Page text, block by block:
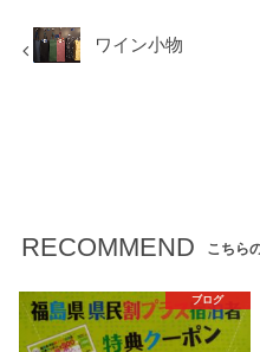
ワイン小物
RECOMMEND こちら
ブログ